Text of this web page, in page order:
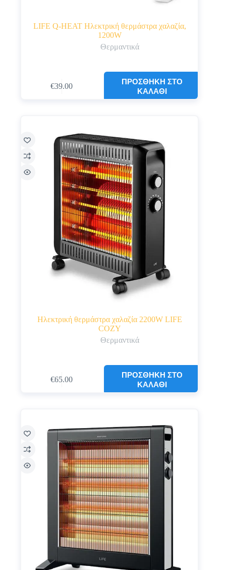
LIFE Q-HEAT Ηλεκτρική θερμάστρα χαλαζία,
1200W
Θερμαντικά
€39.00
ΠΡΟΣΘΉΚΗ ΣΤΟ
ΚΑΛΆΘΙ
Ηλεκτρική θερμάστρα χαλαζία 2200W LIFE
COZY
Θερμαντικά
€65.00
ΠΡΟΣΘΉΚΗ ΣΤΟ
ΚΑΛΆΘΙ